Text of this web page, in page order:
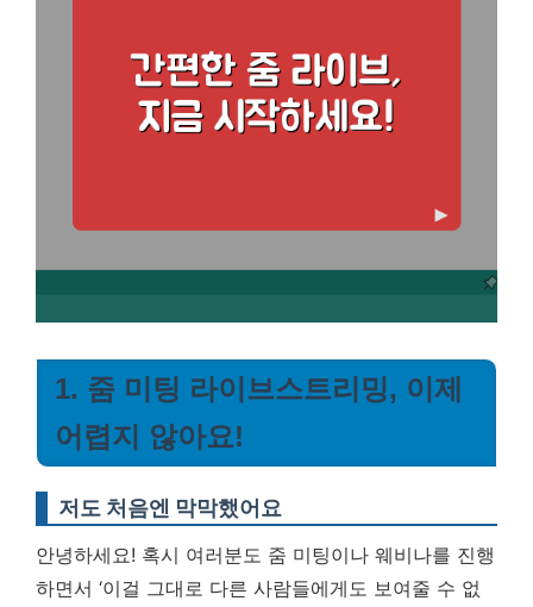
1. 줌 미팅 라이브스트리밍, 이제
어렵지 않아요!
저도 처음엔 막막했어요
안녕하세요! 혹시 여러분도 줌 미팅이나 웨비나를 진행
하면서 ‘이걸 그대로 다른 사람들에게도 보여줄 수 없